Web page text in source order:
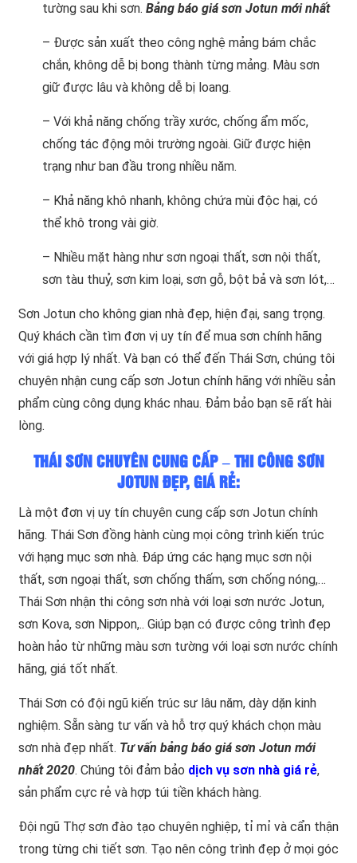
tường sau khi sơn. Bảng báo giá sơn Jotun mới nhất
– Được sản xuất theo công nghệ mảng bám chắc
chắn, không dễ bị bong thành từng mảng. Màu sơn
giữ được lâu và không dễ bị loang.
– Với khả năng chống trầy xước, chống ẩm mốc,
chống tác động môi trường ngoài. Giữ được hiện
trạng như ban đầu trong nhiều năm.
– Khả năng khô nhanh, không chứa mùi độc hại, có
thể khô trong vài giờ.
– Nhiều mặt hàng như sơn ngoại thất, sơn nội thất,
sơn tàu thuỷ, sơn kim loại, sơn gỗ, bột bả và sơn lót,…
Sơn Jotun cho không gian nhà đẹp, hiện đại, sang trọng.
Quý khách cần tìm đơn vị uy tín để mua sơn chính hãng
với giá hợp lý nhất. Và bạn có thể đến Thái Sơn, chúng tôi
chuyên nhận cung cấp sơn Jotun chính hãng với nhiều sản
phẩm cùng công dụng khác nhau. Đảm bảo bạn sẽ rất hài
lòng.
THÁI SƠN CHUYÊN CUNG CẤP – THI CÔNG SƠN
JOTUN ĐẸP, GIÁ RẺ:
Là một đơn vị uy tín chuyên cung cấp sơn Jotun chính
hãng. Thái Sơn đồng hành cùng mọi công trình kiến trúc
với hạng mục sơn nhà. Đáp ứng các hạng mục sơn nội
thất, sơn ngoại thất, sơn chống thấm, sơn chống nóng,…
Thái Sơn nhận thi công sơn nhà với loại sơn nước Jotun,
sơn Kova, sơn Nippon,.. Giúp bạn có được công trình đẹp
hoàn hảo từ những màu sơn tường với loại sơn nước chính
hãng, giá tốt nhất.
Thái Sơn có đội ngũ kiến trúc sư lâu năm, dày dặn kinh
nghiệm. Sẵn sàng tư vấn và hỗ trợ quý khách chọn màu
sơn nhà đẹp nhất. Tư vấn bảng báo giá sơn Jotun mới
nhất 2020. Chúng tôi đảm bảo dịch vụ sơn nhà giá rẻ,
sản phẩm cực rẻ và hợp túi tiền khách hàng.
Đội ngũ Thợ sơn đào tạo chuyên nghiệp, tỉ mỉ và cẩn thận
trong từng chi tiết sơn. Tạo nên công trình đẹp ở mọi góc